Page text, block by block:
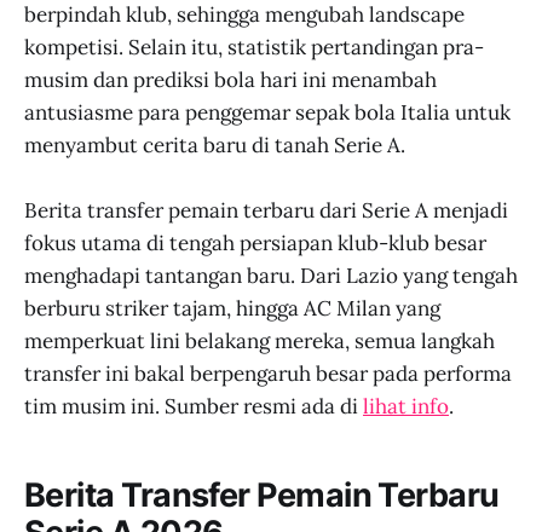
berpindah klub, sehingga mengubah landscape
kompetisi. Selain itu, statistik pertandingan pra-
musim dan prediksi bola hari ini menambah
antusiasme para penggemar sepak bola Italia untuk
menyambut cerita baru di tanah Serie A.
Berita transfer pemain terbaru dari Serie A menjadi
fokus utama di tengah persiapan klub-klub besar
menghadapi tantangan baru. Dari Lazio yang tengah
berburu striker tajam, hingga AC Milan yang
memperkuat lini belakang mereka, semua langkah
transfer ini bakal berpengaruh besar pada performa
tim musim ini. Sumber resmi ada dilihat info.
Berita Transfer Pemain Terbaru